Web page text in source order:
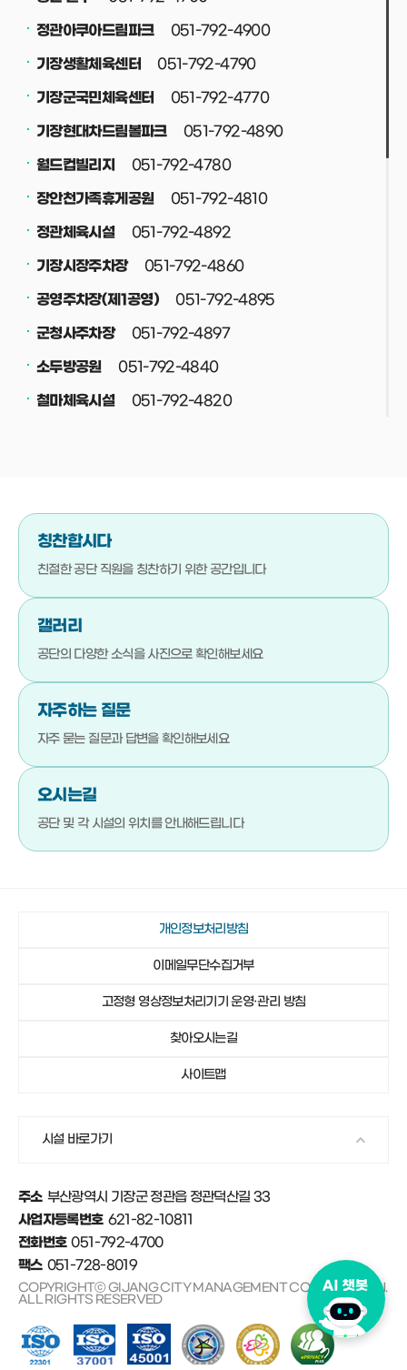
정관아쿠아드림파크
051-792-4900
기장생활체육센터
051-792-4790
기장군국민체육센터
051-792-4770
기장현대차드림볼파크
051-792-4890
월드컵빌리지
051-792-4780
장안천가족휴게공원
051-792-4810
정관체육시설
051-792-4892
기장시장주차장
051-792-4860
공영주차장(제1공영)
051-792-4895
군청사주차장
051-792-4897
소두방공원
051-792-4840
철마체육시설
051-792-4820
버스(택시)승강장
기장군청소년수련관
051-792-4710
기장문화예절학교
051-792-4720
청소년상담복지센터
기장청소년센터
다행복한종합사회복지관
051-792-4990
일광야구체험관 및 실내야구연습장
051-792-4942
기장종합사회복지관
051-792-4910
051-792-4750
안데르센마을 및 동화마을
051-792-4671
칭찬합시다
친절한 공단 직원을칭찬하기 위한 공간입니다
갤러리
공단의 다양한 소식을사진으로 확인해보세요
자주하는 질문
자주 묻는 질문과 답변을확인해보세요
오시는길
공단 및 각 시설의 위치를안내해드립니다
개인정보처리방침
이메일무단수집거부
고정형 영상정보처리기기 운영·관리 방침
찾아오시는길
사이트맵
시설 바로가기
주소 부산광역시 기장군 정관읍 정관덕산길 33
사업자등록번호 621-82-10811
전화번호 051-792-4700
팩스 051-728-8019
COPYRIGHTⓒ GIJANG CITY MANAGEMENT CORPORATION.
ALL RIGHTS RESERVED